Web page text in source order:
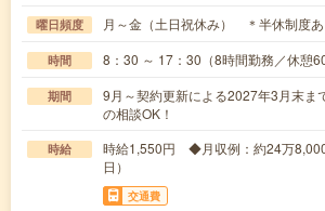
曜日頻度 月～金（土日祝休み） ＊半休制度あ
時間 8：30 ～ 17：30（8時間勤務／休憩
期間
9月～契約更新による2027年3月末
の相談OK！
時給
時給1,550円 ◆月収例：約24万
日）
交通費